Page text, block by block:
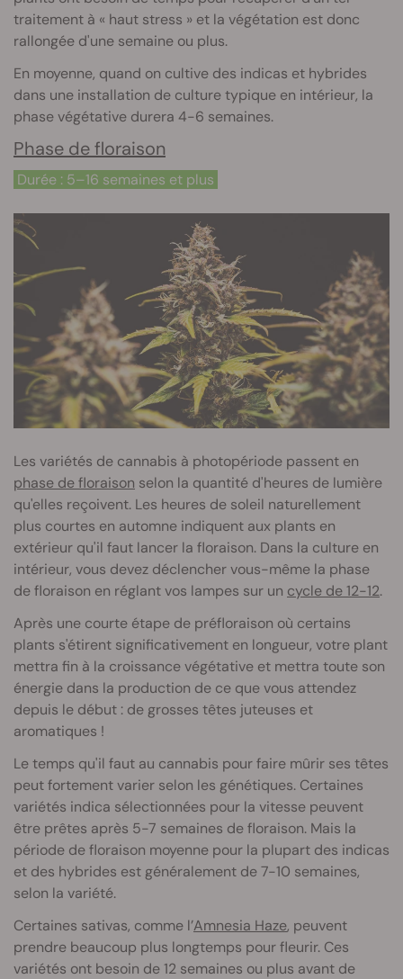
traitement à « haut stress » et la végétation est donc
rallongée d'une semaine ou plus.
En moyenne, quand on cultive des indicas et hybrides
dans une installation de culture typique en intérieur, la
phase végétative durera 4-6 semaines.
Phase de floraison
Durée : 5–16 semaines et plus
Les variétés de cannabis à photopériode passent en
phase de floraison selon la quantité d'heures de lumière
qu'elles reçoivent. Les heures de soleil naturellement
plus courtes en automne indiquent aux plants en
extérieur qu'il faut lancer la floraison. Dans la culture en
intérieur, vous devez déclencher vous-même la phase
de floraison en réglant vos lampes sur un cycle de 12-12.
Après une courte étape de préfloraison où certains
plants s'étirent significativement en longueur, votre plant
mettra fin à la croissance végétative et mettra toute son
énergie dans la production de ce que vous attendez
depuis le début : de grosses têtes juteuses et
aromatiques !
Le temps qu'il faut au cannabis pour faire mûrir ses têtes
peut fortement varier selon les génétiques. Certaines
variétés indica sélectionnées pour la vitesse peuvent
être prêtes après 5-7 semaines de floraison. Mais la
période de floraison moyenne pour la plupart des indicas
et des hybrides est généralement de 7-10 semaines,
selon la variété.
Certaines sativas, comme l’Amnesia Haze, peuvent
prendre beaucoup plus longtemps pour fleurir. Ces
variétés ont besoin de 12 semaines ou plus avant de